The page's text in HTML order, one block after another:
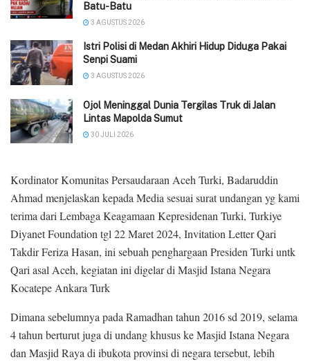
Batu-Batu
3 AGUSTUS 2026
‎Istri Polisi di Medan Akhiri Hidup Diduga Pakai
Senpi Suami
3 AGUSTUS 2026
Ojol Meninggal Dunia Tergilas Truk di Jalan
Lintas Mapolda Sumut
30 JULI 2026
Kordinator Komunitas Persaudaraan Aceh Turki, Badaruddin
Ahmad menjelaskan kepada Media sesuai surat undangan yg kami
terima dari Lembaga Keagamaan Kepresidenan Turki, Turkiye
Diyanet Foundation tgl 22 Maret 2024, Invitation Letter Qari
Takdir Feriza Hasan, ini sebuah penghargaan Presiden Turki untk
Qari asal Aceh, kegiatan ini digelar di Masjid Istana Negara
Kocatepe Ankara Turk
Dimana sebelumnya pada Ramadhan tahun 2016 sd 2019, selama
4 tahun berturut juga di undang khusus ke Masjid Istana Negara
dan Masjid Raya di ibukota provinsi di negara tersebut, lebih